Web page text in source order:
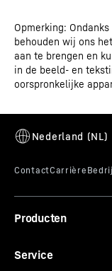
Opmerking:
behouden wij ons
aan te brengen en
in de beeld- en
oorspronkelijke
Producten
Service